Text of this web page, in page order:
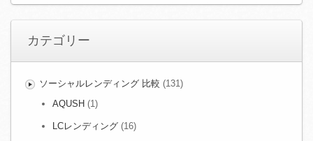
カテゴリー
ソーシャルレンディング 比較 (131)
AQUSH (1)
LCレンディング (16)